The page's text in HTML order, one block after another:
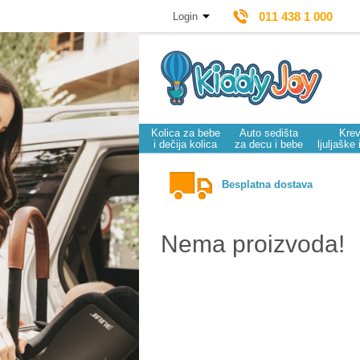
Login 011 438 1 000
Kolica za bebe
i dečija kolica
Auto sedišta
za decu i bebe
ljuljaške
Besplatna dostava
Nema proizvoda!